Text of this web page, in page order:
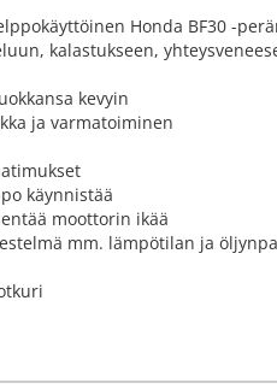
Honda BF30 -
kalastukseen,
kevyin
ja varmatoiminen
käynnistää
moottorin ikää
mm. lämpötilan ja